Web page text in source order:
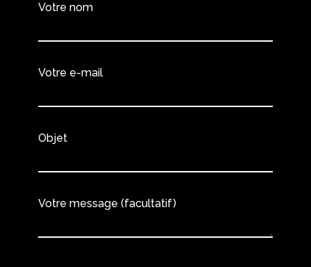
Votre nom
Votre e-mail
Objet
Votre message (facultatif)